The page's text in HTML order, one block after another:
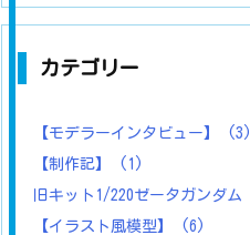
カテゴリー
【モデラーインタビュー】
(3)
【制作記】
(1)
旧キット1/220ゼータガンダム
【イラスト風模型】
(6)